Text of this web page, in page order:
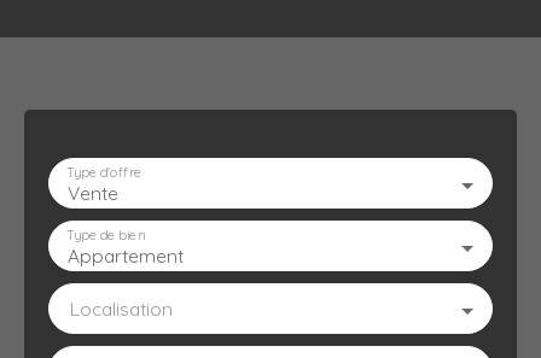
ACCUEIL ESTIMATION
Vente
Type d'offre
Appartement
Type de bien
Localisation